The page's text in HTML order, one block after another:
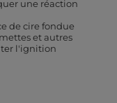
une réaction
de cire fondue
et autres
l'ignition